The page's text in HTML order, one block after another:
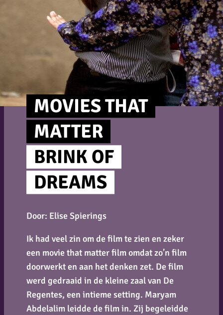
MOVIES THAT
MATTER
BRINK OF
DREAMS
Door: Elise Spierings
Ik had veel zin om de film te zien en zeker
een movie that matter film omdat zo’n film
doorwerkt en aan het denken zet. De film
werd gedraaid in de kleine zaal van De
Regentes, een intieme setting. Maryam
Abdelalim leidde de film in. Zij begeleidde